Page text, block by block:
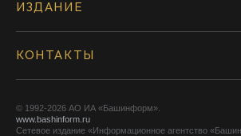
ИЗДАНИЕ
КОНТАКТЫ
© 1992-2026 АО ИА «Башинформ».
www.bashinform.ru
Сетевое издание «Информационное агентство